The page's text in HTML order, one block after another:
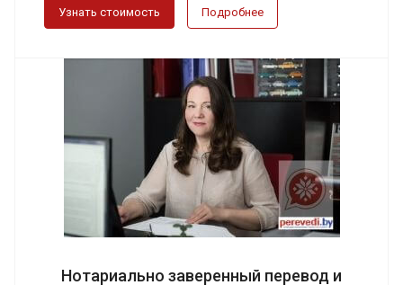
Узнать стоимость Подробнее
Нотариально заверенный перевод и